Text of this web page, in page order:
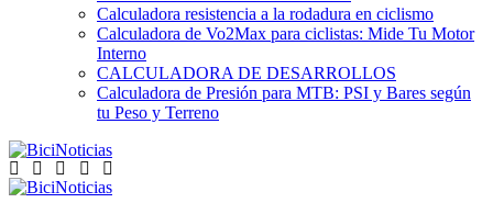
Calculadora resistencia a la rodadura en ciclismo
Calculadora de Vo2Max para ciclistas: Mide Tu Motor
Interno
CALCULADORA DE DESARROLLOS
Calculadora de Presión para MTB: PSI y Bares según
tu Peso y Terreno